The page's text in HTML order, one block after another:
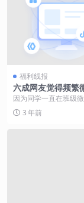
福利线报
六成网友觉得频繁
人烦！但轮到自己
了
因为同学一直在班级
女儿表演节目的拉票信
愤而反对，不想竟被同...
3 年前